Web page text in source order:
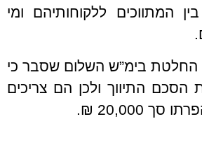
המתווכים ללקוחותיהם ומי
החלטת בימ”ש השלום שסבר כי
הסכם התיווך ולכן הם צריכים
20,000 ₪.